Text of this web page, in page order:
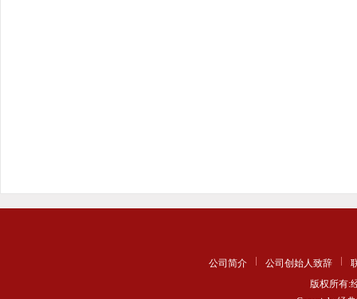
公司简介 公司创始人致辞
版权所有: